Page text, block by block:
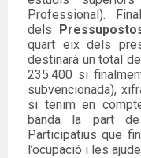
Professional).
dels
quart eix dels
destinarà un total
235.400 si
subvencionada),
si tenim en
banda la part
Participatius que
l’ocupació i les